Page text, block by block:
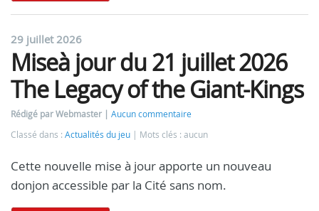
29 juillet 2026
Miseà jour du 21 juillet 2026
The Legacy of the Giant-Kings
Rédigé par Webmaster
Aucun commentaire
Classé dans : Actualités du jeu Mots clés : aucun
Cette nouvelle mise à jour apporte un nouveau
donjon accessible par la Cité sans nom.